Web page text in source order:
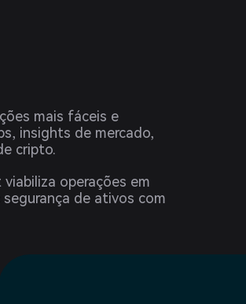
mais fáceis e
insights de mercado,
cripto.
operações em
de ativos com